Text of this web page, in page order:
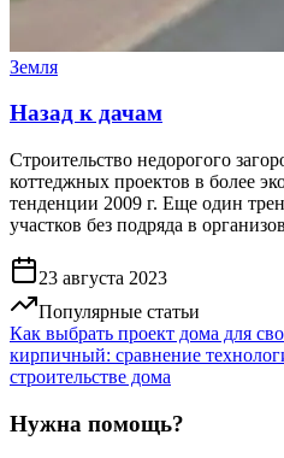
Земля
Назад к дачам
Строительство недорогого
коттеджных проектов в более
тенденции 2009 г. Еще один
участков без подряда в
23 августа 2023
Популярные статьи
Как выбрать проект дома для
кирпичный: сравнение
строительстве дома
Нужна помощь?